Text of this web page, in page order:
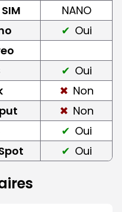
NANO
Oui
Oui
Non
Non
Oui
Oui